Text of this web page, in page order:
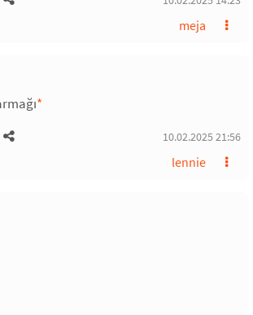
meja
*
10.02.2025 21:56
lennie